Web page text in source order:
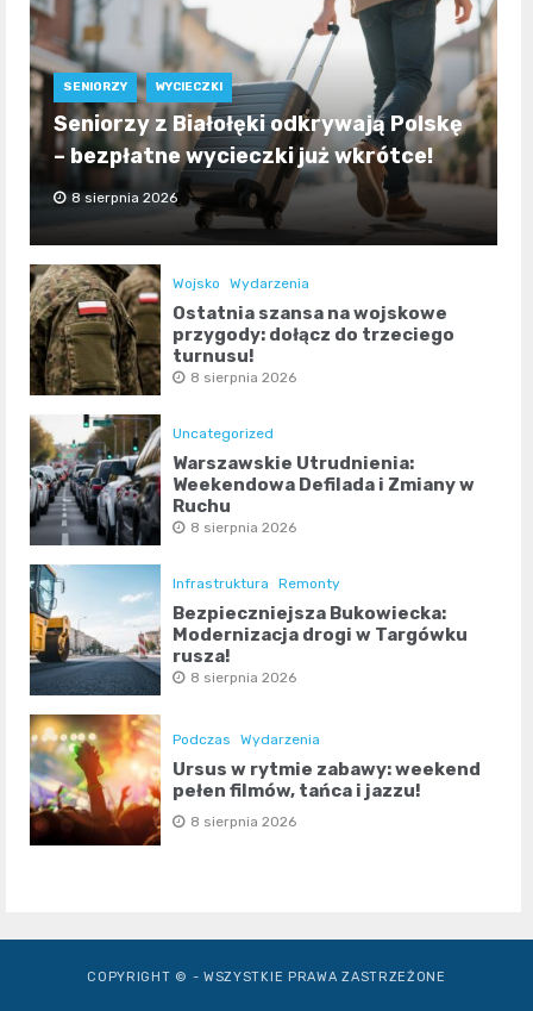
SENIORZY WYCIECZKI
Seniorzy z Białołęki odkrywają Polskę
– bezpłatne wycieczki już wkrótce!
8 sierpnia 2026
Wojsko Wydarzenia
Ostatnia szansa na wojskowe
przygody: dołącz do trzeciego
turnusu!
8 sierpnia 2026
Uncategorized
Warszawskie Utrudnienia:
Weekendowa Defilada i Zmiany w
Ruchu
8 sierpnia 2026
Infrastruktura Remonty
Bezpieczniejsza Bukowiecka:
Modernizacja drogi w Targówku
rusza!
8 sierpnia 2026
Podczas Wydarzenia
Ursus w rytmie zabawy: weekend
pełen filmów, tańca i jazzu!
8 sierpnia 2026
COPYRIGHT © - WSZYSTKIE PRAWA ZASTRZEŻONE